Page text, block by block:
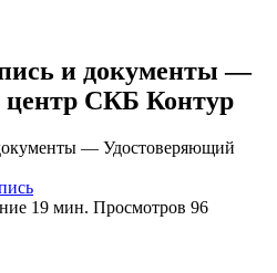
и документы —
СКБ Контур
19 мин. Просмотров 96